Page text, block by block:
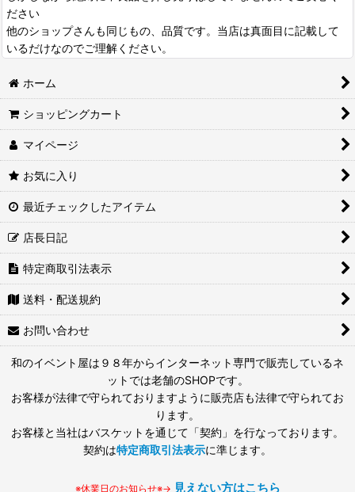
ださい
他のショップさんも同じもの、品質です。当店は真面目に記載して
いるだけなのでご理解ください。
ホーム
ショッピングカート
マイページ
お気に入り
最近チェックしたアイテム
店長日記
特定商取引法表示
送料・配送規約
お問い合わせ
和のイベント屋は９８年からインターネット専門で販売しているネ
ットでは老舗のSHOPです。
お客様が法律で守られておりますように販売店も法律で守られてお
ります。
お客様と当社はバスケットを通じて「契約」を行なっております。
契約は特定商取引法表示に準じます。
※休業日のお知らせ※→ 見えない方はこちら